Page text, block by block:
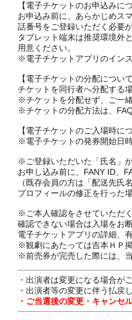
【電子チケットのお申込みに
お申込み前に、あらかじめス
話番号をご登録いただく必要
タブレット端末は推奨環境外
用意ください。
※電子チケットアプリのイン
【電子チケットの分配について
チケットを同行者へ分配する
※チケットを分配せず、ご一
※チケットの分配方法は、
【電子チケットのご入場時に
※電子チケットの発券開始日
※ご登録いただいた「氏名」
お申し込み前に、FANY ID、
（既存会員の方は「配送先氏
プロフィールの修正を行った
※ご本人確認をさせていただ
確認できない場合は入場をお
電子チケットアプリの詳細、
※観劇にあたっては吉本ＨＰ
※前売券が完売した際には、
・出演者は変更になる場合が
・出演者等の変更に伴う払戻
・ご当選後の変更・キャンセ